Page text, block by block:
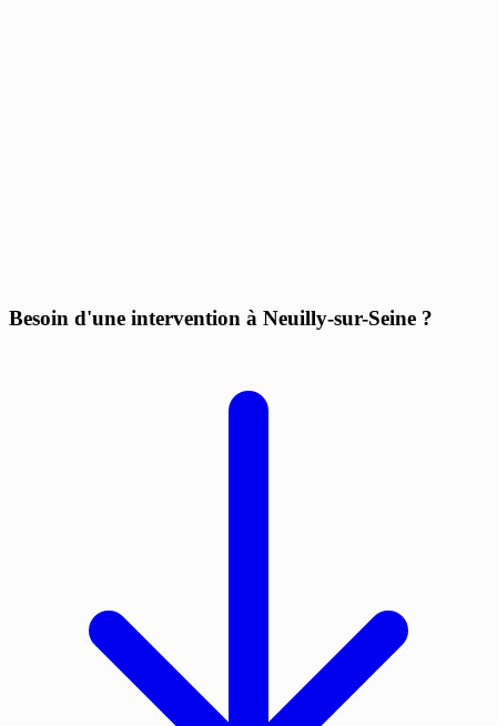
Besoin d'une intervention à Neuilly-sur-Seine ?